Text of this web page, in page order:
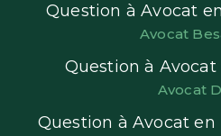
Question à Avocat
Avocat
Question à
Avocat
Question à Avocat